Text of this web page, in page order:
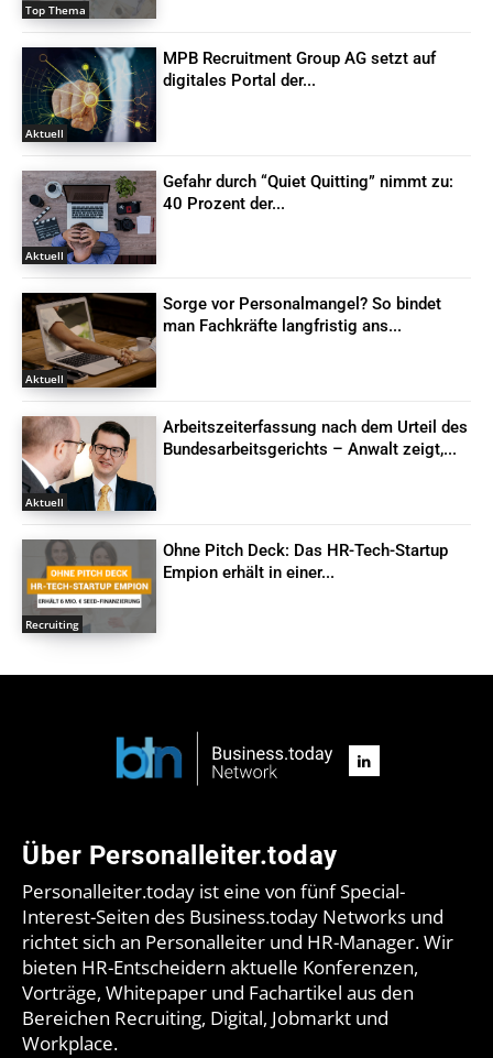
Top Thema
Aktuell
MPB Recruitment Group AG setzt auf
digitales Portal der...
Aktuell
Gefahr durch “Quiet Quitting” nimmt zu:
40 Prozent der...
Aktuell
Sorge vor Personalmangel? So bindet
man Fachkräfte langfristig ans...
Aktuell
Arbeitszeiterfassung nach dem Urteil des
Bundesarbeitsgerichts – Anwalt zeigt,...
Recruiting
Ohne Pitch Deck: Das HR-Tech-Startup
Empion erhält in einer...
Über Personalleiter.today
Personalleiter.today ist eine von fünf Special-
Interest-Seiten des Business.today Networks und
richtet sich an Personalleiter und HR-Manager. Wir
bieten HR-Entscheidern aktuelle Konferenzen,
Vorträge, Whitepaper und Fachartikel aus den
Bereichen Recruiting, Digital, Jobmarkt und
Workplace.